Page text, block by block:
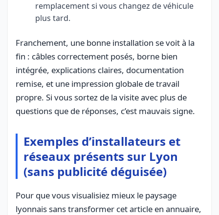
remplacement si vous changez de véhicule
plus tard.
Franchement, une bonne installation se voit à la
fin : câbles correctement posés, borne bien
intégrée, explications claires, documentation
remise, et une impression globale de travail
propre. Si vous sortez de la visite avec plus de
questions que de réponses, c’est mauvais signe.
Exemples d’installateurs et
réseaux présents sur Lyon
(sans publicité déguisée)
Pour que vous visualisiez mieux le paysage
lyonnais sans transformer cet article en annuaire,